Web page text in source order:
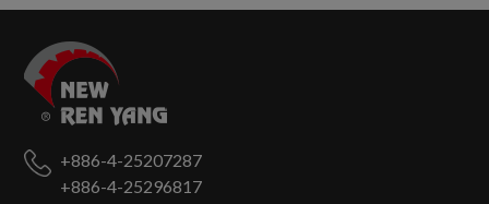
+886-4-25207287
+886-4-25296817